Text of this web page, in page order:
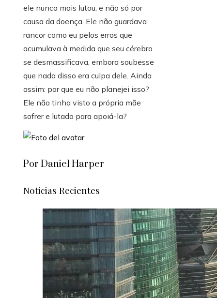
ele nunca mais lutou, e não só por
causa da doença. Ele não guardava
rancor como eu pelos erros que
acumulava à medida que seu cérebro
se desmassificava, embora soubesse
que nada disso era culpa dele. Ainda
assim: por que eu não planejei isso?
Ele não tinha visto a própria mãe
sofrer e lutado para apoiá-la?
Por Daniel Harper
Noticias Recientes